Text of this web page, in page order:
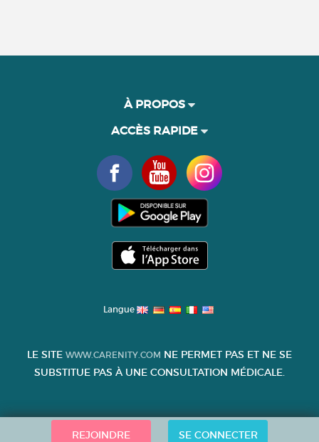
REJOINDRE SE CONNECTER
À PROPOS
ACCÈS RAPIDE
Langue
LE SITE WWW.CARENITY.COM NE PERMET PAS ET NE SE
SUBSTITUE PAS À UNE CONSULTATION MÉDICALE.